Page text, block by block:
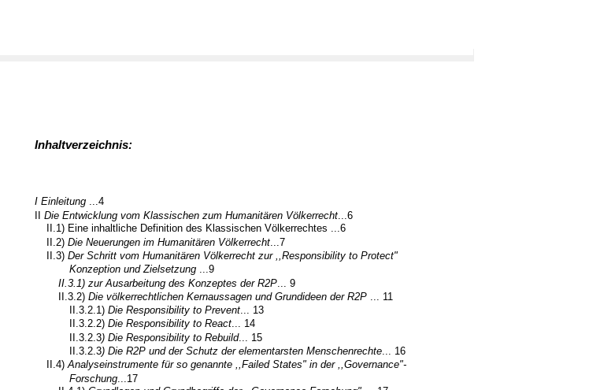
Inhaltverzeichnis:
I Einleitung
...4
II Die Entwicklung vom Klassischen zum Humanitären Völkerrecht...6
II.1) Eine inhaltliche Definition des Klassischen Völkerrechtes ...6
II.2)Die Neuerungen im Humanitären Völkerrecht...7
II.3)Der Schritt vom Humanitären Völkerrecht zur ,,Responsibility to Protect"
Konzeption und Zielsetzung
...9
II.3.1) zur Ausarbeitung des Konzeptes der R2P... 9
II.3.2) Die völkerrechtlichen Kernaussagen und Grundideen der R2P ... 11
II.3.2.1)Die Responsibility to Prevent ... 13
II.3.2.2)Die Responsibility to React... 14
II.3.2.3) Die Responsibility to Rebuild... 15
II.3.2.3) Die R2P und der Schutz der elementarsten Menschenrechte ... 16
II.4)Analyseinstrumente für so genannte ,,Failed States" in der ,,Governance"-
Forschung ...17